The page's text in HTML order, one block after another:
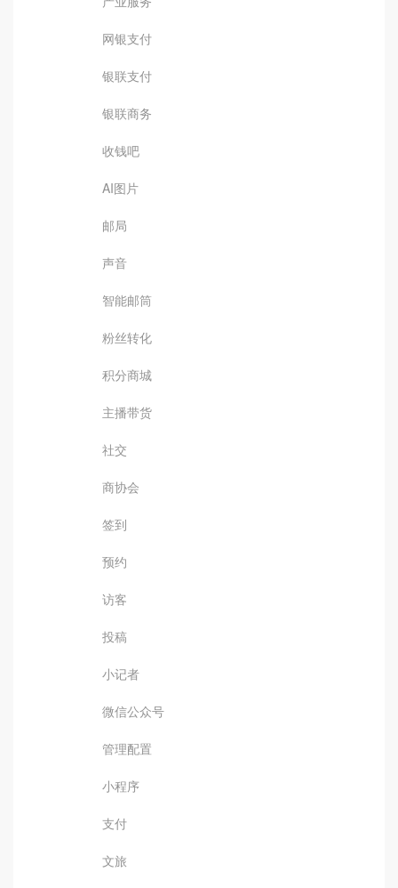
网银支付
银联支付
银联商务
收钱吧
AI图片
邮局
声音
智能邮筒
粉丝转化
积分商城
主播带货
社交
商协会
签到
预约
访客
投稿
小记者
微信公众号
管理配置
小程序
支付
文旅